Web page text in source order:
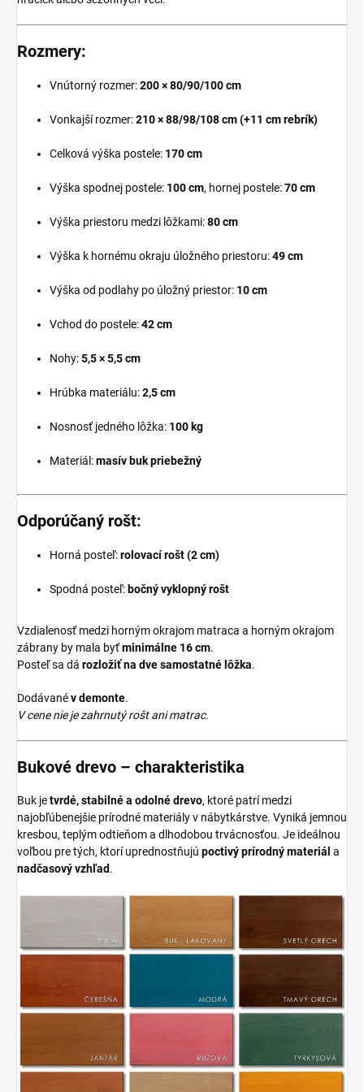
Rozmery:
Vnútorný rozmer:200 × 80/90/100 cm
Vonkajší rozmer:210 × 88/98/108 cm (+11 cm rebrík)
Celková výška postele: 170 cm
Výška spodnej postele: 100 cm, hornej postele:70 cm
Výška priestoru medzi lôžkami:80 cm
Výška k hornému okraju úložného priestoru:49 cm
Výška od podlahy po úložný priestor: 10 cm
Vchod do postele:42 cm
Nohy:5,5 × 5,5 cm
Hrúbka materiálu:2,5 cm
Nosnosť jedného lôžka: 100 kg
Materiál:masív buk priebežný
Odporúčaný rošt:
Horná posteľ:rolovací rošt (2 cm)
Spodná posteľ: bočný vyklopný rošt
Vzdialenosť medzi horným okrajom matraca a horným okrajom
zábrany by mala byťminimálne 16 cm.
Posteľ sa dá rozložiť na dve samostatné lôžka.
Dodávanév demonte.
V cene nie je zahrnutý rošt ani matrac.
Bukové drevo – charakteristika
Buk jetvrdé, stabilné a odolné drevo, ktoré patrí medzi
najobľúbenejšie prírodné materiály v nábytkárstve. Vyniká jemnou
kresbou, teplým odtieňom a dlhodobou trvácnosťou. Je ideálnou
voľbou pre tých, ktorí uprednostňujú poctivý prírodný materiál a
nadčasový vzhľad.